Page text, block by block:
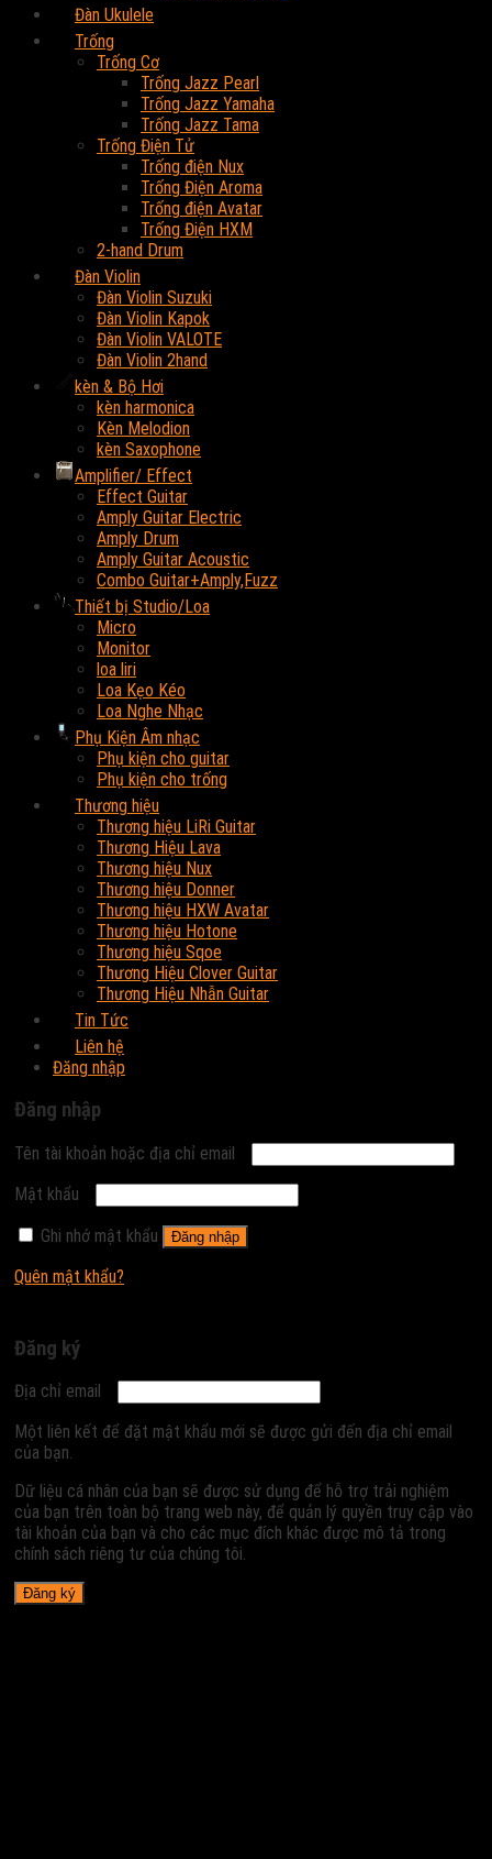
Đàn Ukulele
Trống
Trống Cơ
Trống Jazz Pearl
Trống Jazz Yamaha
Trống Jazz Tama
Trống Điện Tử
Trống điện Nux
Trống Điện Aroma
Trống điện Avatar
Trống Điện HXM
2-hand Drum
Đàn Violin
Đàn Violin Suzuki
Đàn Violin Kapok
Đàn Violin VALOTE
Đàn Violin 2hand
kèn & Bộ Hơi
kèn harmonica
Kèn Melodion
kèn Saxophone
Amplifier/ Effect
Effect Guitar
Amply Guitar Electric
Amply Drum
Amply Guitar Acoustic
Combo Guitar+Amply,Fuzz
Thiết bị Studio/Loa
Micro
Monitor
loa liri
Loa Kẹo Kéo
Loa Nghe Nhạc
Phụ Kiện Âm nhạc
Phụ kiện cho guitar
Phụ kiện cho trống
Thương hiệu
Thương hiệu LiRi Guitar
Thương Hiệu Lava
Thương hiệu Nux
Thương hiệu Donner
Thương hiệu HXW Avatar
Thương hiệu Hotone
Thương hiệu Sqoe
Thương Hiệu Clover Guitar
Thương Hiệu Nhẫn Guitar
Tin Tức
Liên hệ
Đăng nhập
Đăng nhập
Tên tài khoản hoặc địa chỉ email
Mật khẩu
Ghi nhớ mật khẩu
Đăng nhập
Quên mật khẩu?
Đăng ký
Địa chỉ email
Một liên kết để đặt mật khẩu mới sẽ được gửi đến địa chỉ email
của bạn.
Dữ liệu cá nhân của bạn sẽ được sử dụng để hỗ trợ trải nghiệm
của bạn trên toàn bộ trang web này, để quản lý quyền truy cập vào
tài khoản của bạn và cho các mục đích khác được mô tả trong
chính sách riêng tư của chúng tôi.
Đăng ký